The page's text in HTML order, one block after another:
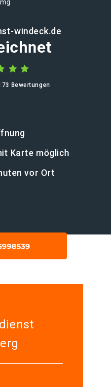
windeck.de
Bewertungen
Karte möglich
vor Ort